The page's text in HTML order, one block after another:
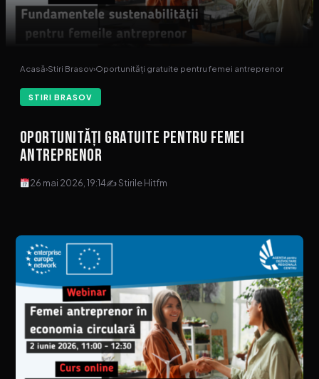
Acasă›Stiri Brasov›Oportunități gratuite pentru femei antreprenor
STIRI BRASOV
Oportunități gratuite pentru femei
antreprenor
26 mai 2026, 19:14✍ Stirile Hitfm